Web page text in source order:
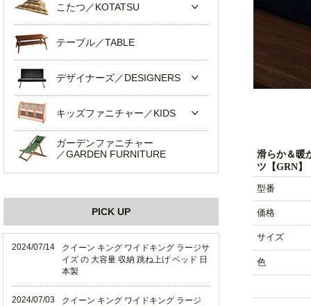
滑らか＆暖
ツ【GRN】
型番
価格
サイズ
色
こたつ／KOTATSU
テーブル／TABLE
デザイナーズ／DESIGNERS
キッズファニチャー／KIDS
ガーデンファニチャー
／GARDEN FURNITURE
PICK UP
2024/07/14
クイーン キング ワイドキング ラージサ
イズ の 大容量 収納 跳ね上げ ベッド 日
本製
2024/07/03
クイーン キング ワイドキング ラージ